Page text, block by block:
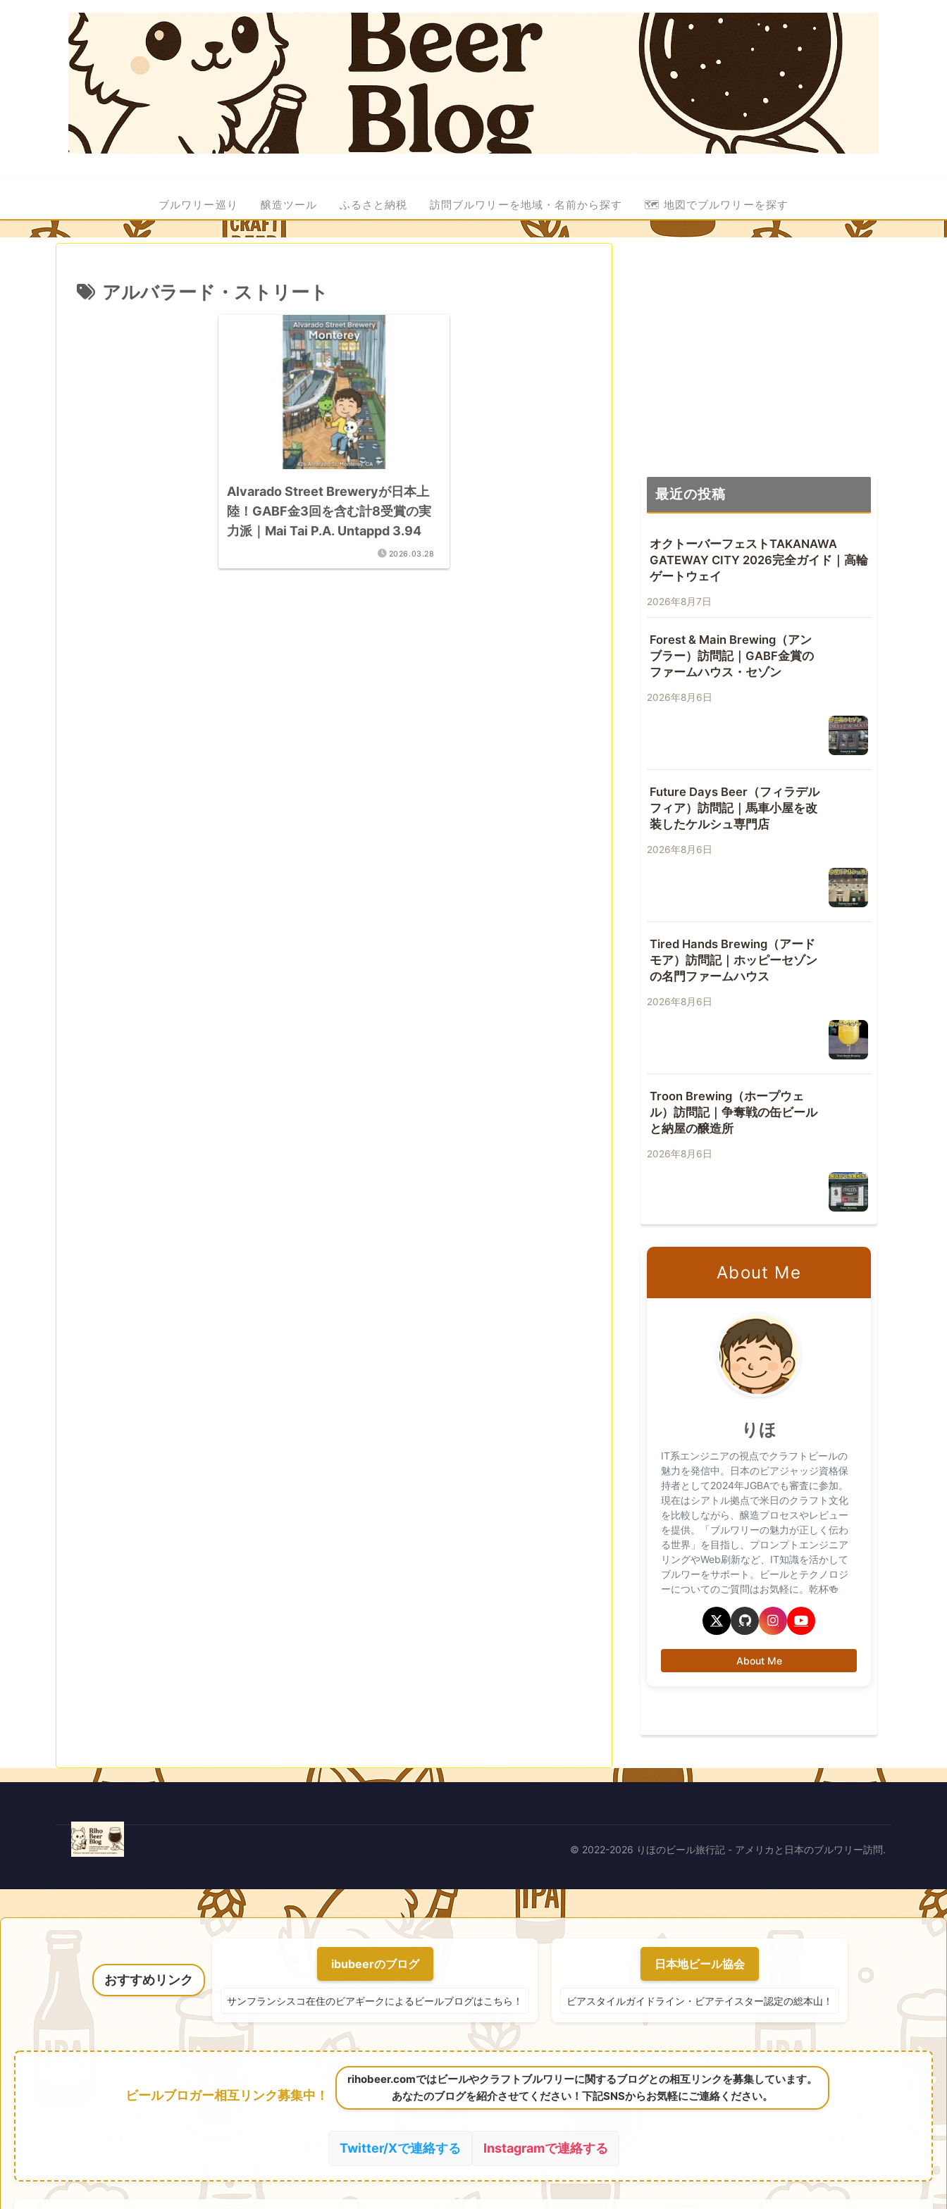
ブルワリー巡り 醸造ツール ふるさと納税 訪問ブルワリーを地域・名前から探す 🗺️ 地図でブルワリーを探す
アルバラード・ストリート
Alvarado Street Breweryが日本上
陸！GABF金3回を含む計8受賞の実
力派｜Mai Tai P.A. Untappd 3.94
2026.03.28
最近の投稿
オクトーバーフェストTAKANAWA
GATEWAY CITY 2026完全ガイド｜高輪
ゲートウェイ
2026年8月7日
Forest & Main Brewing（アン
ブラー）訪問記｜GABF金賞の
ファームハウス・セゾン
2026年8月6日
Future Days Beer（フィラデル
フィア）訪問記｜馬車小屋を改
装したケルシュ専門店
2026年8月6日
Tired Hands Brewing（アード
モア）訪問記｜ホッピーセゾン
の名門ファームハウス
2026年8月6日
Troon Brewing（ホープウェ
ル）訪問記｜争奪戦の缶ビール
と納屋の醸造所
2026年8月6日
About Me
りほ
IT系エンジニアの視点でクラフトビールの
魅力を発信中。日本のビアジャッジ資格保
持者として2024年JGBAでも審査に参加。
現在はシアトル拠点で米日のクラフト文化
を比較しながら、醸造プロセスやレビュー
を提供。「ブルワリーの魅力が正しく伝わ
る世界」を目指し、プロンプトエンジニア
リングやWeb刷新など、IT知識を活かして
ブルワーをサポート。ビールとテクノロジ
ーについてのご質問はお気軽に。乾杯🍻
About Me
© 2022-2026 りほのビール旅行記 - アメリカと日本のブルワリー訪問.
おすすめリンク
ibubeerのブログ
サンフランシスコ在住のビアギークによるビールブログはこちら！
日本地ビール協会
ビアスタイルガイドライン・ビアテイスター認定の総本山！
ビールブロガー相互リンク募集中！
rihobeer.comではビールやクラフトブルワリーに関するブログとの相互リンクを募集しています。
あなたのブログを紹介させてください！下記SNSからお気軽にご連絡ください。
Twitter/Xで連絡する Instagramで連絡する